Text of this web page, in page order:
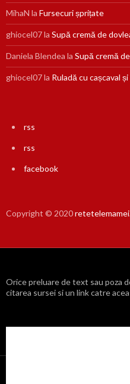
MihaN la Fursecuri șprițate
ghiocel07la Supă cremă de
Daniela Blendea la Supă cremă
ghiocel07la Ruladă cu cașcaval
rss
rss
facebook
Copyright © 2020
Orice preluare de text sau poza
citarea sursei si un link catre